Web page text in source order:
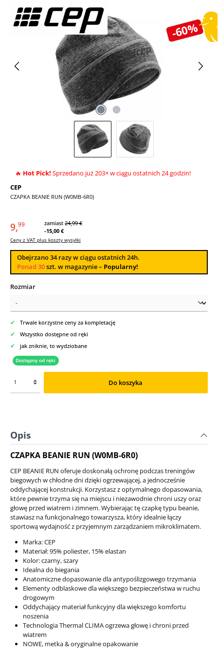
-60%
Pomiń galerię zdjęć
🔥 Hot Pick! Sprzedano już 203× w ciągu ostatnich 24 godzin!
CEP
CZAPKA BEANIE RUN (W0MB-6R0)
9,99 zamiast 24,99 €
-15,00 €
Ceny z VAT plus koszty wysyłki
Obejrzano34razy w ciągu ostatnich 24h.
Ponad 30szt. w magazynie – Popularny!
Wybierz
Rozmiar
✔ Trwale korzystne ceny za kompletację
✔ Wszystko dostępne od ręki
✔ jak zniknie, to wydziobane
Dostępny od ręki
Do koszyka
Opis
CZAPKA BEANIE RUN (W0MB-6R0)
CEP BEANIE RUN oferuje doskonałą ochronę podczas treningów
biegowych w chłodne dni dzięki ogrzewającej, a jednocześnie
oddychającej konstrukcji. Korzystasz z optymalnego dopasowania,
które pewnie trzyma się na miejscu i niezawodnie chroni uszy oraz
głowę przed wiatrem i zimnem. Wybierając tę czapkę typu beanie,
stawiasz na funkcjonalnego towarzysza, który idealnie łączy
sportową wydajność z przyjemnym zarządzaniem mikroklimatem.
Marka: CEP
Materiał: 95% poliester, 15% elastan
Kolor: czarny, szary
Idealna do biegania
Anatomiczne dopasowaniedla antypoślizgowego trzymania
Elementy odblaskowedla większego bezpieczeństwa w ruchu
drogowym
Oddychający materiał funkcyjnydla większego komfortu
noszenia
Technologia Thermal CLIMAogrzewa głowę i chroni przed
wiatrem
NOWE, metka & oryginalne opakowanie